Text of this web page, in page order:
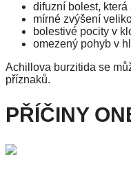
difuzní bolest,
mírné zvýšení
bolestivé pocity v
omezený pohyb v
Achillova burzitida se
příznaků.
PŘÍČINY